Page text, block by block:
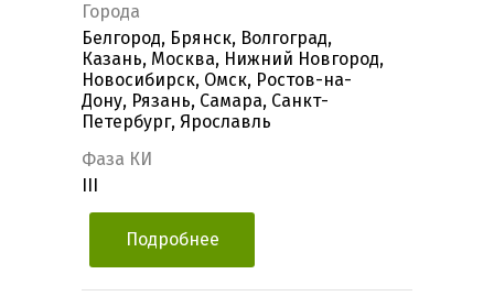
Города
Белгород, Брянск, Волгоград,
Казань, Москва, Нижний Новгород,
Новосибирск, Омск, Ростов-на-
Дону, Рязань, Самара, Санкт-
Петербург, Ярославль
Фаза КИ
Подробнее